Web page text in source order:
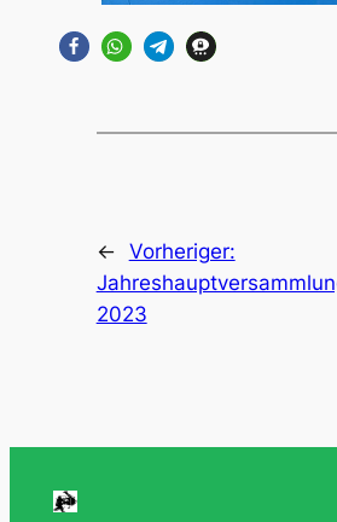
← Vorheriger:
2023